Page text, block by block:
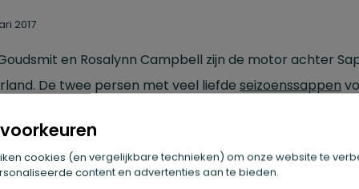
cookies (en vergelijkbare technieken) om onze website te
content en advertenties aan te bieden.
2017
en Rosalynn Campbell zijn de motor achter
De twee persen met veel liefde seizoenssappen
zeewieren en paddenstoelen en noem maar op. In hun
boek Sapje bundelen ze 100 heerlijke